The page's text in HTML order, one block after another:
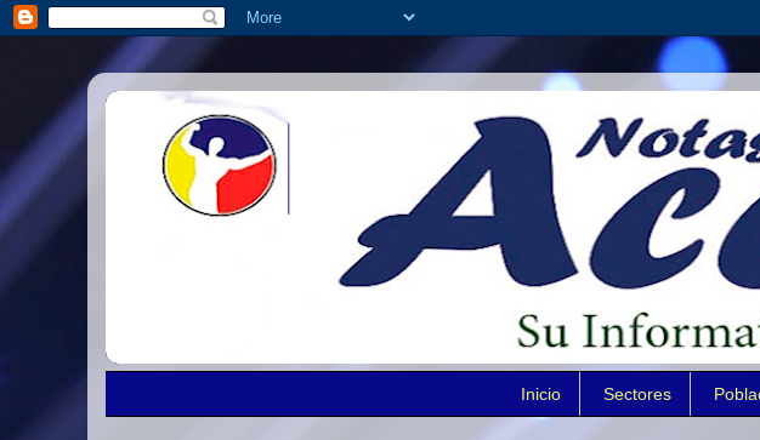
Inicio Sectores